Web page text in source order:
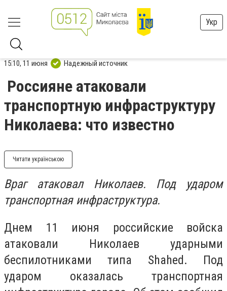
Укр
15:10, 11 июня Надежный источник
Россияне атаковали
транспортную инфраструктуру
Николаева: что известно
Читати українською
Враг атаковал Николаев. Под ударом
транспортная инфраструктура.
Днем 11 июня российские войска
атаковали Николаев ударными
беспилотниками типа Shahed. Под
ударом оказалась транспортная